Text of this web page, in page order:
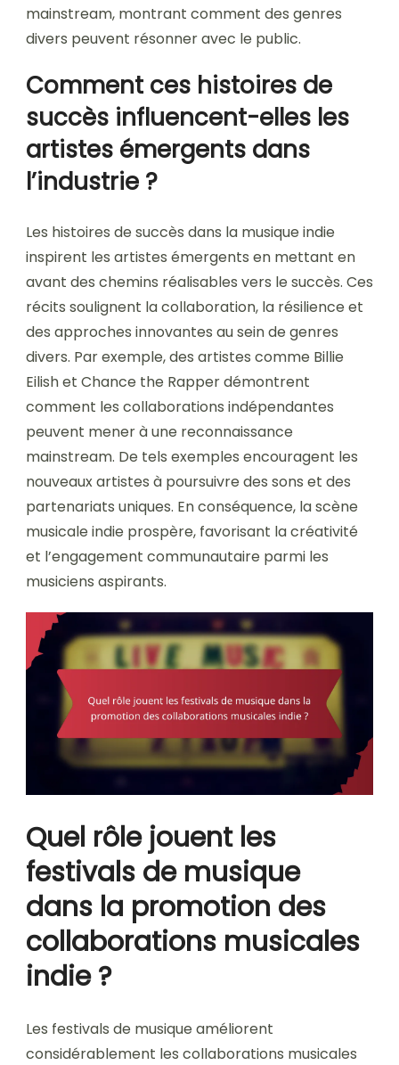
mainstream, montrant comment des genres
divers peuvent résonner avec le public.
Comment ces histoires de
succès influencent-elles les
artistes émergents dans
l’industrie ?
Les histoires de succès dans la musique indie
inspirent les artistes émergents en mettant en
avant des chemins réalisables vers le succès. Ces
récits soulignent la collaboration, la résilience et
des approches innovantes au sein de genres
divers. Par exemple, des artistes comme Billie
Eilish et Chance the Rapper démontrent
comment les collaborations indépendantes
peuvent mener à une reconnaissance
mainstream. De tels exemples encouragent les
nouveaux artistes à poursuivre des sons et des
partenariats uniques. En conséquence, la scène
musicale indie prospère, favorisant la créativité
et l’engagement communautaire parmi les
musiciens aspirants.
Quel rôle jouent les
festivals de musique
dans la promotion des
collaborations musicales
indie ?
Les festivals de musique améliorent
considérablement les collaborations musicales